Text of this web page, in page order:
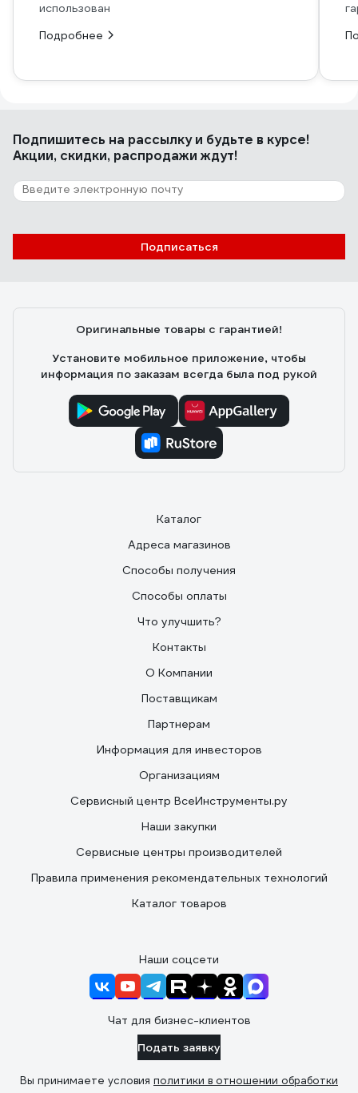
использован
Подробнее
Подпишитесь на рассылкуи будьте в курсе!
Акции, скидки, распродажи ждут!
Подписаться
Оригинальные товары с гарантией!
Установите мобильное приложение, чтобы
информация по заказам всегда была под рукой
Каталог
Адреса магазинов
Способы получения
Способы оплаты
Что улучшить?
Контакты
О Компании
Поставщикам
Партнерам
Информация для инвесторов
Организациям
Сервисный центр ВсеИнструменты.ру
Наши закупки
Сервисные центры производителей
Правила применения рекомендательных технологий
Каталог товаров
Наши соцсети
Чат для бизнес-клиентов
Подать заявку
Вы принимаете условия политики в отношении обработки